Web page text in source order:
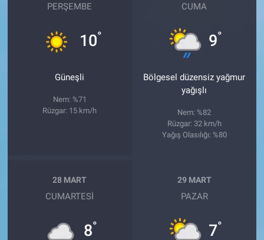
PERŞEMBE
10°
Güneşli
Nem: %71
Rüzgar: 15 km/h
CUMA
9°
Bölgesel düzensiz yağmur
yağışlı
Nem: %82
Rüzgar: 32 km/h
Yağış Olasılığı: %80
28 MART
CUMARTESI
8°
29 MART
PAZAR
7°